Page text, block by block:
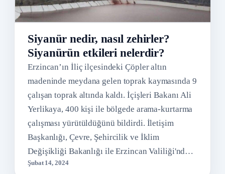
Siyanür nedir, nasıl zehirler?
Siyanürün etkileri nelerdir?
Erzincan’ın İliç ilçesindeki Çöpler altın
madeninde meydana gelen toprak kaymasında 9
çalışan toprak altında kaldı. İçişleri Bakanı Ali
Yerlikaya, 400 kişi ile bölgede arama-kurtarma
çalışması yürütüldüğünü bildirdi. İletişim
Başkanlığı, Çevre, Şehircilik ve İklim
Değişikliği Bakanlığı ile Erzincan Valiliği'nden
siyanür iddialarına ilişkin açıklama geldi. Bu
Şubat 14, 2024